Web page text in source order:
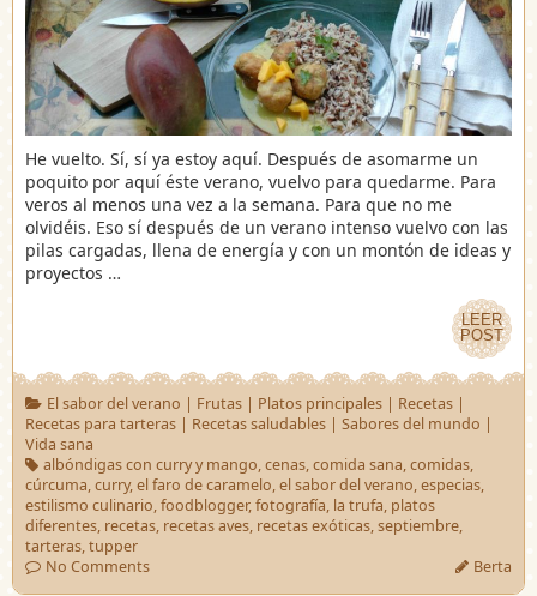
He vuelto. Sí, sí ya estoy aquí. Después de asomarme un
poquito por aquí éste verano, vuelvo para quedarme. Para
veros al menos una vez a la semana. Para que no me
olvidéis. Eso sí después de un verano intenso vuelvo con las
pilas cargadas, llena de energía y con un montón de ideas y
proyectos …
LEER
POST
LEER
POST
El sabor del verano | Frutas| Platos principales| Recetas|
Recetas para tarteras | Recetas saludables | Sabores del mundo |
Vida sana
albóndigas con curry y mango,cenas,comida sana,comidas,
cúrcuma,curry,el faro de caramelo,el sabor del verano,especias,
estilismo culinario,foodblogger,fotografía, la trufa, platos
diferentes, recetas, recetas aves, recetas exóticas,septiembre,
tarteras,tupper
No Comments
Berta